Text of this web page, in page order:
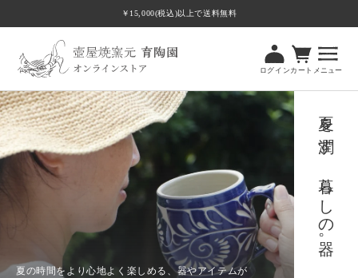
む
￥15,000(税込)以上で送料無料
ログイン カート メニュー
夏を潤す、暮らしの器。
夏の時間をより心地よく楽しめる、器やアイテムが